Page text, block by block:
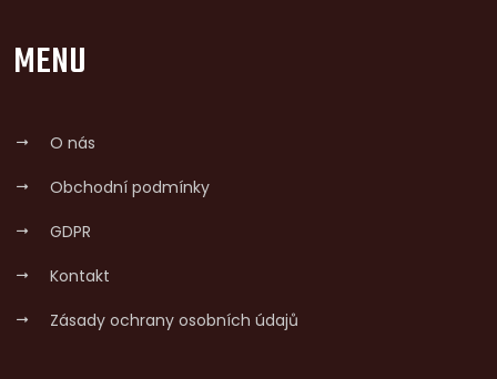
MENU
O nás
Obchodní podmínky
GDPR
Kontakt
Zásady ochrany osobních údajů